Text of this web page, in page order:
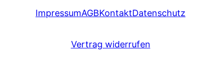
ImpressumAGBKontaktDatenschutz
Vertrag widerrufen